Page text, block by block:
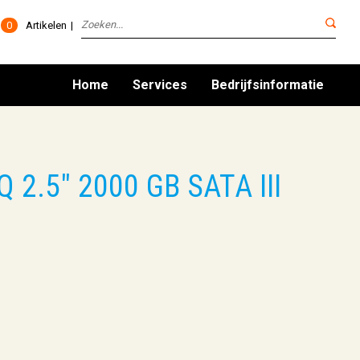
0 Artikelen
Home Services Bedrijfsinformatie
2.5" 2000 GB SATA III